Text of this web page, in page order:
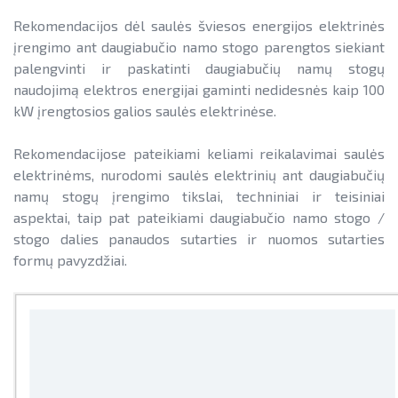
Reklaminiai paveikslėliai (baneriai)
paramai viešinti
Pažangos skatinant AEI plėtrą
ataskaitos ir kiti dokumentai
AEI transporte
įrenginius
AIE gamybos įrenginių montuotojų
atestavimo sistema
Savivaldybių AIE naudojimo plėtros
veiksmų planai
Rekomendacijos saulės elektrinėms
ENERGETIKOS BENDRIJOS
JŪRINĖS VĖJO ENERGETIKOS PLĖTRA
PAŽANGOS SKATINANT AEI PLĖTRĄ ATASKAITOS IR KITI
DOKUMENTAI
AEI TRANSPORTE
INFORMACIJA APIE AEI SISTEMAS IR ĮRENGINIUS
Rekomendacijos dėl saulės šviesos energijos elektrinės
įrengimo ant daugiabučio namo stogo parengtos siekiant
palengvinti ir paskatinti daugiabučių namų stogų
naudojimą elektros energijai gaminti nedidesnės kaip 100
kW įrengtosios galios saulės elektrinėse.
Rekomendacijose pateikiami keliami reikalavimai saulės
elektrinėms, nurodomi saulės elektrinių ant daugiabučių
namų stogų įrengimo tikslai, techniniai ir teisiniai
aspektai, taip pat pateikiami daugiabučio namo stogo /
stogo dalies panaudos sutarties ir nuomos sutarties
formų pavyzdžiai.